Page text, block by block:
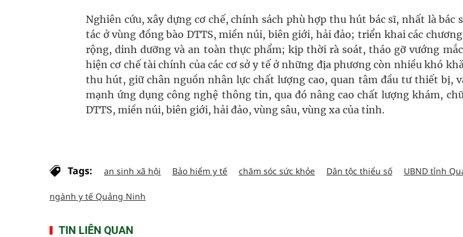
Nghiên cứu, xây dựng cơ chế, chính sách phù hợp thu hút bác sĩ, nhất là bác
tác ở vùng đồng bào DTTS, miền núi, biên giới, hải đảo; triển khai các
rộng, dinh dưỡng và an toàn thực phẩm; kịp thời rà soát, tháo gỡ vướng
hiện cơ chế tài chính của các cơ sở y tế ở những địa phương còn nhiều khó
thu hút, giữ chân nguồn nhân lực chất lượng cao, quan tâm đầu tư thiết bị,
mạnh ứng dụng công nghệ thông tin, qua đó nâng cao chất lượng khám,
DTTS, miền núi, biên giới, hải đảo, vùng sâu, vùng xa của tỉnh.
Tags: an sinh xã hội Bảo hiểm y tế chăm sóc sức khỏe Dân tộc thiểu số UBND tỉnh
ngành y tế Quảng Ninh
TIN LIÊN QUAN